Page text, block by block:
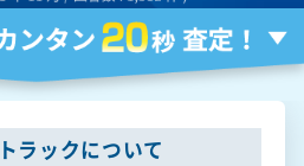
ラックについて